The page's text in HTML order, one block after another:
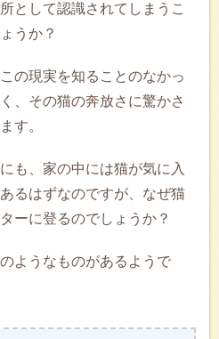
として認識されてしまうこ
うか？
の現実を知ることのなかっ
、その猫の奔放さに驚かさ
す。
も、家の中には猫が気に入
るはずなのですが、なぜ猫
ーに登るのでしょうか？
ようなものがあるようで